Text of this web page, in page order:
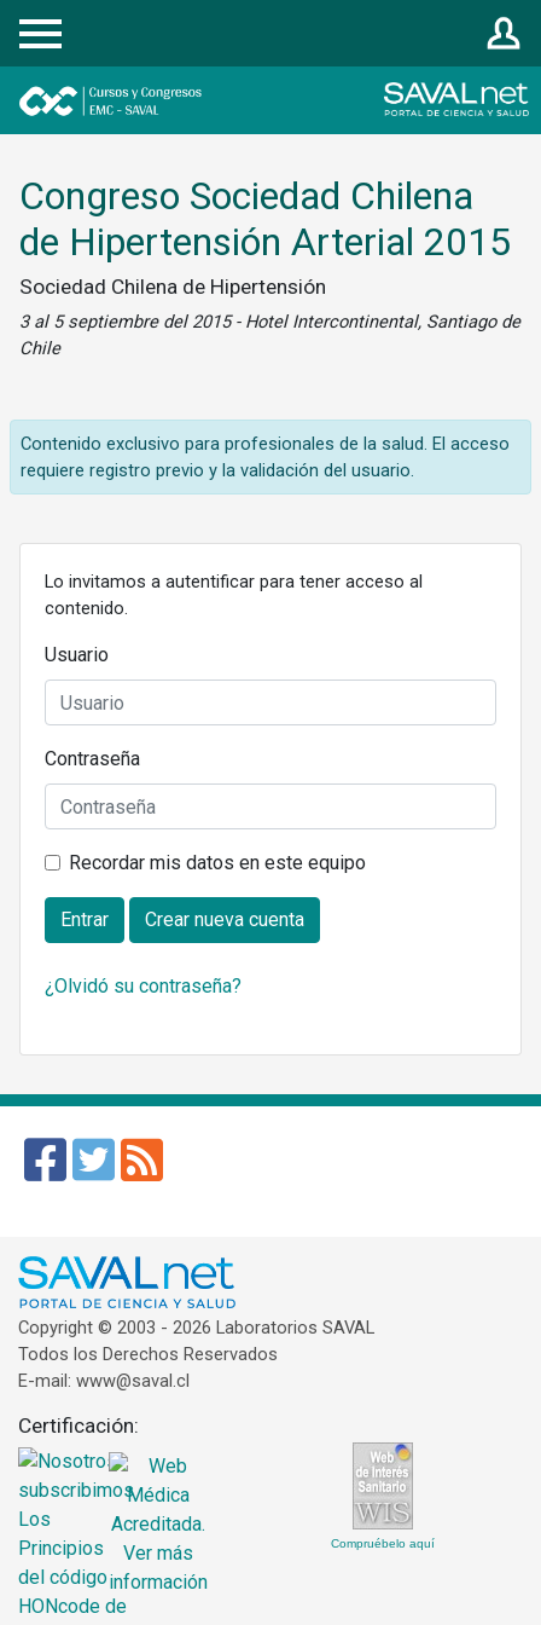
Registrarse
Congreso Sociedad Chilena
de Hipertensión Arterial 2015
Sociedad Chilena de Hipertensión
3 al 5 septiembre del 2015 - Hotel Intercontinental, Santiago de
Chile
Contenido exclusivo para profesionales de la salud. El acceso
requiere registro previo y la validación del usuario.
Lo invitamos a autentificar para tener acceso al
contenido.
Usuario
Contraseña
Recordar mis datos en este equipo
Entrar Crear nueva cuenta
¿Olvidó su contraseña?
Copyright © 2003 - 2026 Laboratorios SAVAL
Todos los Derechos Reservados
E-mail: www@saval.cl
Certificación:
Compruébelo aquí